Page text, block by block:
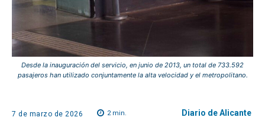
Desde la inauguración del servicio, en junio de 2013, un total de 733.592
pasajeros han utilizado conjuntamente la alta velocidad y el metropolitano.
7 de marzo de 2026 2min. Diario de Alicante